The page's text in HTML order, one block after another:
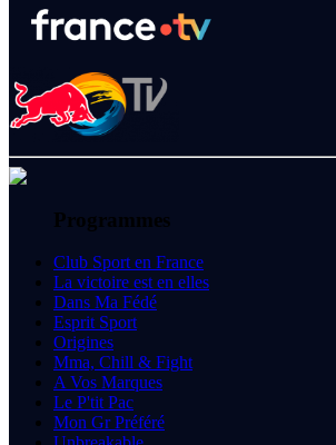
Programmes
Club Sport en France
La victoire est en elles
Dans Ma Fédé
Esprit Sport
Origines
Mma, Chill & Fight
A Vos Marques
Le P'tit Pac
Mon Gr Préféré